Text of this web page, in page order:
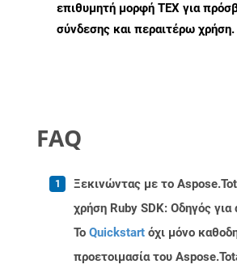
επιθυμητή μορφή TEX για
σύνδεσης και περαιτέρω χρήση.
FAQ
Ξεκινώντας με το
χρήση Ruby SDK: Οδηγός για
Το Quickstart όχι μόνο
προετοιμασία του